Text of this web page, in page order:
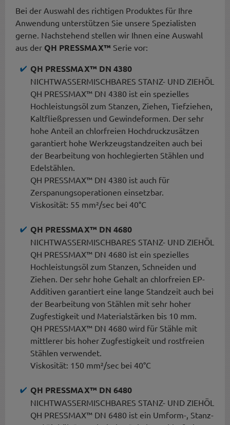
Bei der Auswahl des richtigen Produktes für Ihre
Anwendung unterstützen Sie unsere Spezialisten
gerne. Nachstehend stellen wir Ihnen eine Auswahl
aus der QH PRESSMAX™ Serie vor:
QH PRESSMAX™ DN 4380
NICHTWASSERMISCHBARES STANZ- UND ZIEHÖL
QH PRESSMAX™ DN 4380 ist ein spezielles
Hochleistungsöl zum Stanzen, Ziehen, Tiefziehen,
Kaltfließpressen und Gewindeformen. Der sehr
hohe Anteil an chlorfreien Hochdruckzusätzen
garantiert hohe Werkzeugstandzeiten auch bei
der Bearbeitung von hochlegierten Stählen und
Edelstählen.
QH PRESSMAX™ DN 4380 ist auch für
Zerspanungsoperationen einsetzbar.
Viskosität: 55 mm²/sec bei 40°C
QH PRESSMAX™ DN 4680
NICHTWASSERMISCHBARES STANZ- UND ZIEHÖL
QH PRESSMAX™ DN 4680 ist ein spezielles
Hochleistungsöl zum Stanzen, Schneiden und
Ziehen. Der sehr hohe Gehalt an chlorfreien EP-
Additiven garantiert eine lange Standzeit auch bei
der Bearbeitung von Stählen mit sehr hoher
Zugfestigkeit und Materialstärken bis 10 mm.
QH PRESSMAX™ DN 4680 wird für Stähle mit
mittlerer bis hoher Zugfestigkeit und rostfreien
Stählen verwendet.
Viskosität: 150 mm²/sec bei 40°C
QH PRESSMAX™ DN 6480
NICHTWASSERMISCHBARES STANZ- UND ZIEHÖL
QH PRESSMAX™ DN 6480 ist ein Umform-, Stanz-